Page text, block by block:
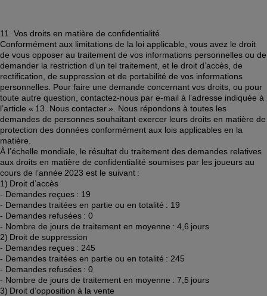
11. Vos droits en matière de confidentialité
Conformément aux limitations de la loi applicable, vous avez le droit
de vous opposer au traitement de vos informations personnelles ou de
demander la restriction d’un tel traitement, et le droit d’accès, de
rectification, de suppression et de portabilité de vos informations
personnelles. Pour faire une demande concernant vos droits, ou pour
toute autre question, contactez-nous par e-mail à l’adresse indiquée à
l’article « 13. Nous contacter ». Nous répondons à toutes les
demandes de personnes souhaitant exercer leurs droits en matière de
protection des données conformément aux lois applicables en la
matière.
À l’échelle mondiale, le résultat du traitement des demandes relatives
aux droits en matière de confidentialité soumises par les joueurs au
cours de l’année 2023 est le suivant :
1) Droit d’accès
- Demandes reçues : 19
- Demandes traitées en partie ou en totalité : 19
- Demandes refusées : 0
- Nombre de jours de traitement en moyenne : 4,6 jours
2) Droit de suppression
- Demandes reçues : 245
- Demandes traitées en partie ou en totalité : 245
- Demandes refusées : 0
- Nombre de jours de traitement en moyenne : 7,5 jours
3) Droit d’opposition à la vente